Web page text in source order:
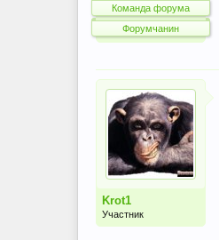
Команда форума
Форумчанин
Krot1
Участник